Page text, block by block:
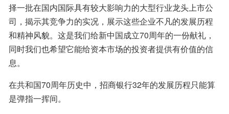
择一批在国内国际具有较大影响力的大型行业龙头上市公
司，揭示其竞争力的实况，展示这些企业不凡的发展历程
和精神风貌。这是我们给新中国成立70周年的一份献礼，
同时我们也希望它能给资本市场的投资者提供有价值的信
息。
在共和国70周年历史中，招商银行32年的发展历程只能算
是弹指一挥间。